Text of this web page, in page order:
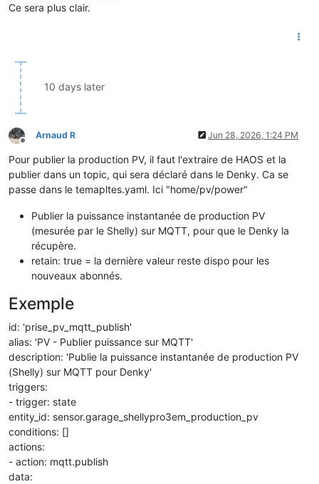
Ce sera plus clair.
10 days later
Offline
Arnaud R Jun 28, 2026, 1:24 PM
Pour publier la production PV, il faut l'extraire de HAOS et la
publier dans un topic, qui sera déclaré dans le Denky. Ca se
passe dans le temapltes.yaml. Ici "home/pv/power"
Publier la puissance instantanée de production PV
(mesurée par le Shelly) sur MQTT, pour que le Denky la
récupère.
retain: true = la dernière valeur reste dispo pour les
nouveaux abonnés.
Exemple
id: 'prise_pv_mqtt_publish'
alias: 'PV - Publier puissance sur MQTT'
description: 'Publie la puissance instantanée de production PV
(Shelly) sur MQTT pour Denky'
triggers:
- trigger: state
entity_id: sensor.garage_shellypro3em_production_pv
conditions: []
actions:
- action: mqtt.publish
data: